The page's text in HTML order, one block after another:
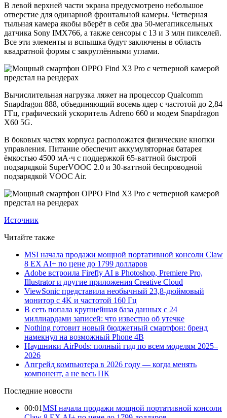
В левой верхней части экрана предусмотрено небольшое
отверстие для одинарной фронтальной камеры. Четверная
тыльная камера якобы вберёт в себя два 50-мегапиксельных
датчика Sony IMX766, а также сенсоры с 13 и 3 млн пикселей.
Все эти элементы и вспышка будут заключены в область
квадратной формы с закруглёнными углами.
Вычислительная нагрузка ляжет на процессор Qualcomm
Snapdragon 888, объединяющий восемь ядер с частотой до 2,84
ГГц, графический ускоритель Adreno 660 и модем Snapdragon
X60 5G.
В боковых частях корпуса расположатся физические кнопки
управления. Питание обеспечит аккумуляторная батарея
ёмкостью 4500 мА·ч с поддержкой 65-ваттной быстрой
подзарядкой SuperVOOC 2.0 и 30-ваттной беспроводной
подзарядкой VOOC Air.
Источник
Читайте также
MSI начала продажи мощной портативной консоли Claw
8 EX AI+ по цене до 1799 долларов
Adobe встроила Firefly AI в Photoshop, Premiere Pro,
Illustrator и другие приложения Creative Cloud
ViewSonic представила необычный 23,8-дюймовый
монитор с 4K и частотой 160 Гц
В сеть попала крупнейшая база данных с 24
миллиардами записей: что известно об утечке
Nothing готовит новый бюджетный смартфон: бренд
намекнул на возможный Phone 4B
Наушники AirPods: полный гид по всем моделям 2025–
2026
Апгрейд компьютера в 2026 году — когда менять
компонент, а не весь ПК
Последние новости
00:01MSI начала продажи мощной портативной консоли